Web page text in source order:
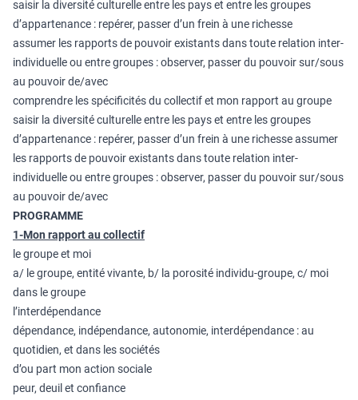
saisir la diversité culturelle entre les pays et entre les groupes
d’appartenance : repérer, passer d’un frein à une richesse
assumer les rapports de pouvoir existants dans toute relation inter-
individuelle ou entre groupes : observer, passer du pouvoir sur/sous
au pouvoir de/avec
comprendre les spécificités du collectif et mon rapport au groupe
saisir la diversité culturelle entre les pays et entre les groupes
d’appartenance : repérer, passer d’un frein à une richesse assumer
les rapports de pouvoir existants dans toute relation inter-
individuelle ou entre groupes : observer, passer du pouvoir sur/sous
au pouvoir de/avec
PROGRAMME
1-Mon rapport au collectif
le groupe et moi
a/ le groupe, entité vivante, b/ la porosité individu-groupe, c/ moi
dans le groupe
l’interdépendance
dépendance, indépendance, autonomie, interdépendance : au
quotidien, et dans les sociétés
d’ou part mon action sociale
peur, deuil et confiance